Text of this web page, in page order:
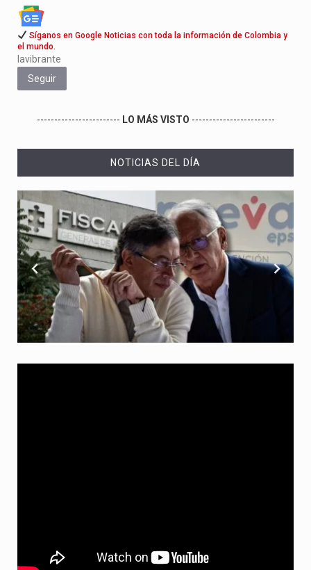
Síganos en Google Noticias con toda la información de Colombia y
el mundo.
lavibrante
Seguir
------------------------ LO MÁS VISTO ------------------------
NOTICIAS DEL DÍA